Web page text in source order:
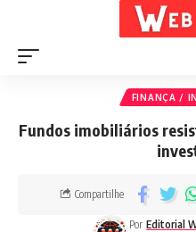
FINANÇA /
Fundos imobiliários
Por Editorial
Compartilhe